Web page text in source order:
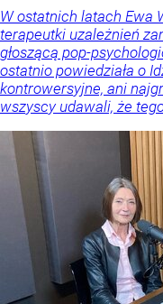
W ostatnich latach Ewa
terapeutki uzależnień
głoszącą pop-
ostatnio powiedziała o
kontrowersyjne, ani
wszyscy udawali, że